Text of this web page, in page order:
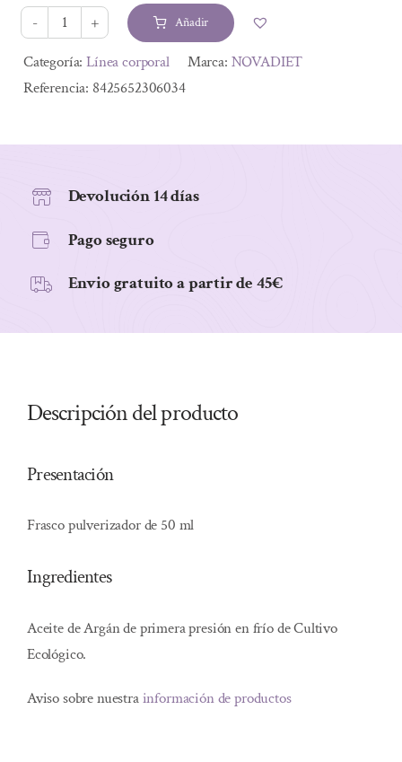
era:
16,10 €.
es:
12,72 €.
DARGAN
50
ml
Añadir
Alternative:
Categoría:Línea corporal Marca: NOVADIET
Referencia: 8425652306034
Devolución 14 días
Pago seguro
Envio gratuito a partir de 45€
Descripción del producto
Presentación
Frasco pulverizador de 50 ml
Ingredientes
Aceite de Argán de primera presión en frío de Cultivo
Ecológico.
Aviso sobre nuestrainformación de productos